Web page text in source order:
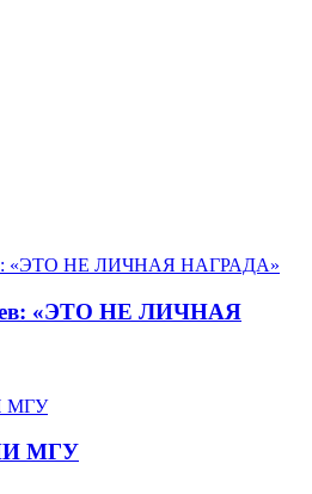
«ЭТО НЕ ЛИЧНАЯ
МГУ